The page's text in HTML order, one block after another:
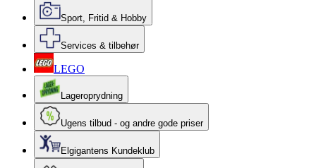
Sport, Fritid & Hobby
Services & tilbehør
LEGO
Lageroprydning
Ugens tilbud - og andre gode priser
Elgigantens Kundeklub